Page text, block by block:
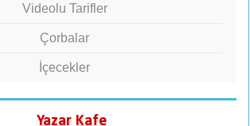
Videolu Tarifler
Çorbalar
İçecekler
Yazar Kafe